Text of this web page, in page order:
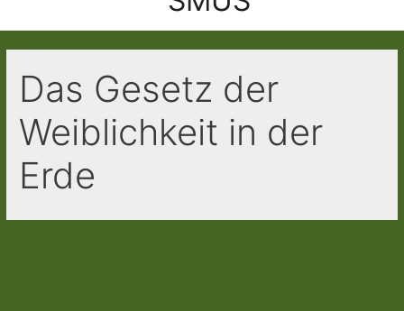
Das Gesetz der
Weiblichkeit in der
Erde